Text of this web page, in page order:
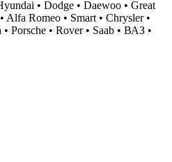
• Dodge • Daewoo • Great
Alfa Romeo • Smart • Chrysler •
Porsche • Rover • Saab • ВАЗ •